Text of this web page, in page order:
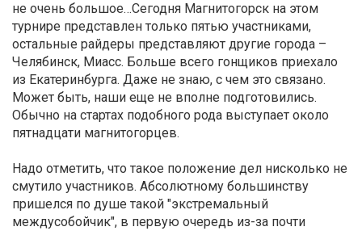
не очень большое…Сегодня Магнитогорск на этом
турнире представлен только пятью участниками,
остальные райдеры представляют другие города –
Челябинск, Миасс. Больше всего гонщиков приехало
из Екатеринбурга. Даже не знаю, с чем это связано.
Может быть, наши еще не вполне подготовились.
Обычно на стартах подобного рода выступает около
пятнадцати магнитогорцев.
Надо отметить, что такое положение дел нисколько не
смутило участников. Абсолютному большинству
пришелся по душе такой "экстремальный
междусобойчик", в первую очередь из-за почти